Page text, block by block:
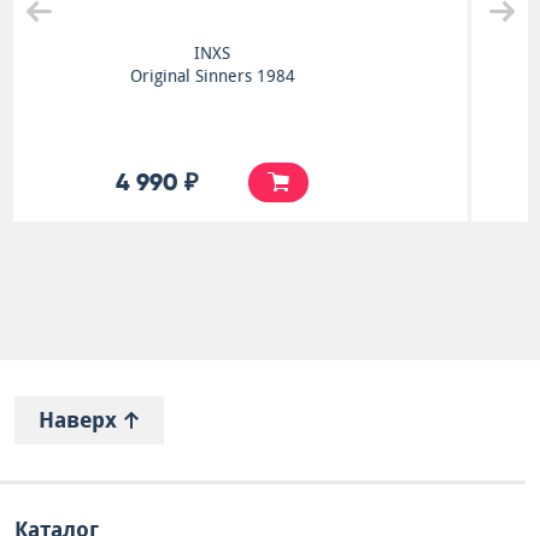
A Night At The Opera
8 990 ₽
Наверх
Каталог